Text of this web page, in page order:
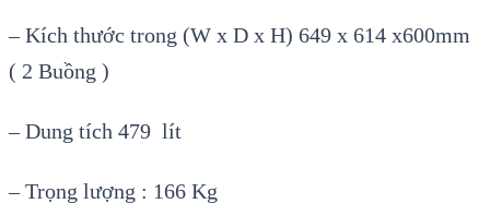
– Kích thước trong (W x D x H) 649 x 614 x600mm
( 2 Buồng )
– Dung tích 479 lít
– Trọng lượng : 166 Kg